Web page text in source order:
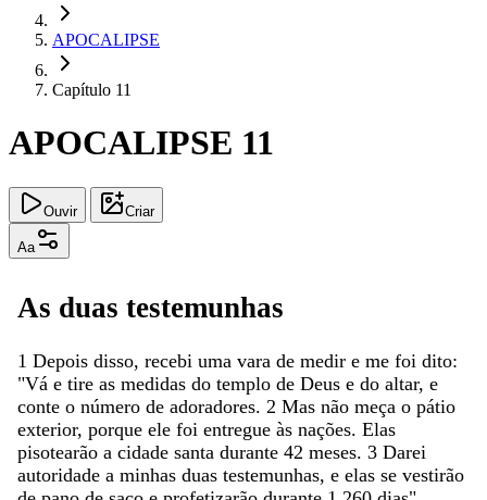
APOCALIPSE
Capítulo 11
APOCALIPSE 11
Ouvir Criar
Aa
As duas testemunhas
1 Depois disso, recebi uma vara de medir e me foi dito:
"Vá e tire as medidas do templo de Deus e do altar, e
conte o número de adoradores. 2 Mas não meça o pátio
exterior, porque ele foi entregue às nações. Elas
pisotearão a cidade santa durante 42 meses. 3 Darei
autoridade a minhas duas testemunhas, e elas se vestirão